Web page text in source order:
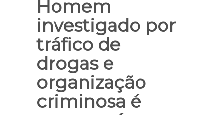
Homem
investigado por
tráfico de
drogas e
organização
criminosa é